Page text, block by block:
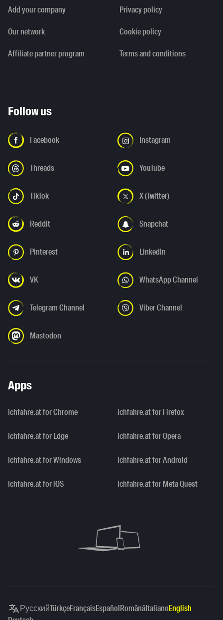
Add your company
Our network
Affiliate partner program
Privacy policy
Cookie policy
Terms and conditions
Follow us
Facebook Instagram
Threads YouTube
TikTok X (Twitter)
Reddit Snapchat
Pinterest LinkedIn
VK WhatsApp Channel
Telegram Channel Viber Channel
Mastodon
Apps
ichfahre.at for Chrome ichfahre.at for Firefox
ichfahre.at for Edge ichfahre.at for Opera
ichfahre.at for Windows ichfahre.at for Android
ichfahre.at for iOS ichfahre.at for Meta Quest
РусскийTürkçeFrançaisEspañolRomânăItalianoEnglish